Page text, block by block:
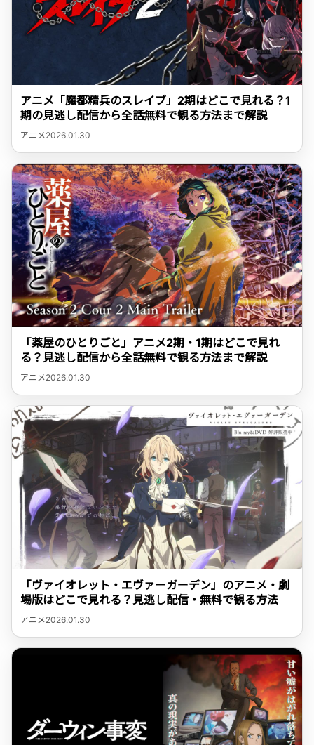
アニメ「魔都精兵のスレイブ」2期はどこで見れる？1
期の見逃し配信から全話無料で観る方法まで解説
アニメ2026.01.30
「薬屋のひとりごと」アニメ2期・1期はどこで見れ
る？見逃し配信から全話無料で観る方法まで解説
アニメ2026.01.30
「ヴァイオレット・エヴァーガーデン」のアニメ・劇
場版はどこで見れる？見逃し配信・無料で観る方法
アニメ2026.01.30